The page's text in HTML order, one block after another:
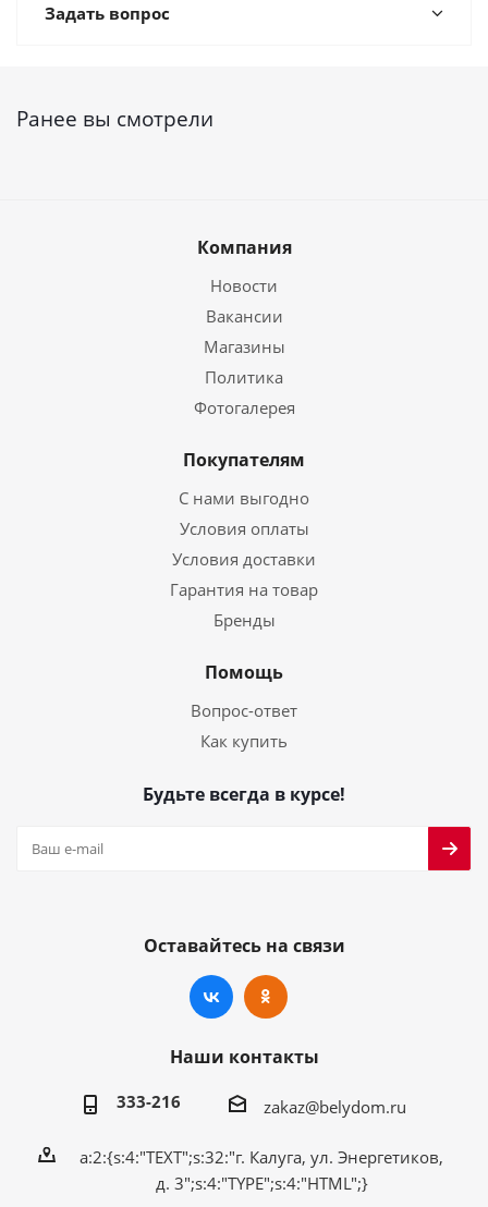
Задать вопрос
Ранее вы смотрели
Компания
Новости
Вакансии
Магазины
Политика
Фотогалерея
Покупателям
С нами выгодно
Условия оплаты
Условия доставки
Гарантия на товар
Бренды
Помощь
Вопрос-ответ
Как купить
Будьте всегда в курсе!
Оставайтесь на связи
Наши контакты
333-216 zakaz@belydom.ru
a:2:{s:4:"TEXT";s:32:"г. Калуга, ул. Энергетиков,
д. 3";s:4:"TYPE";s:4:"HTML";}